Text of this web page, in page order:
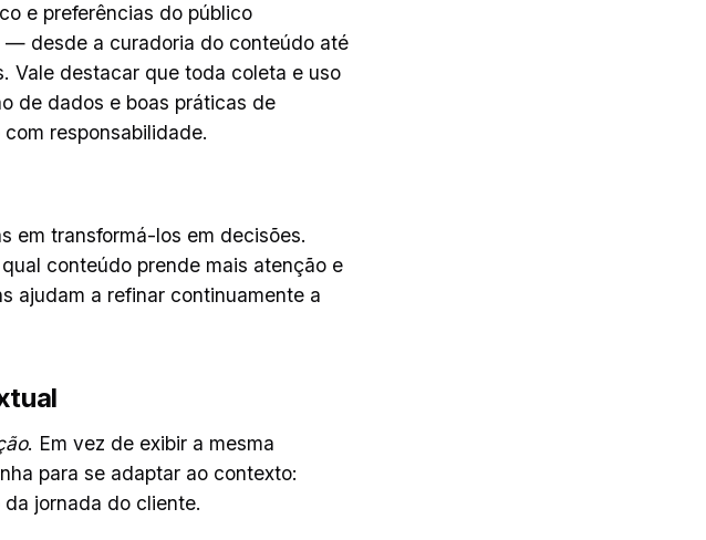
e preferências do público
— desde a curadoria do conteúdo até
Vale destacar que toda coleta e uso
de dados e boas práticas de
responsabilidade.
em transformá-los em decisões.
conteúdo prende mais atenção e
ajudam a refinar continuamente a
. Em vez de exibir a mesma
para se adaptar ao contexto:
jornada do cliente.